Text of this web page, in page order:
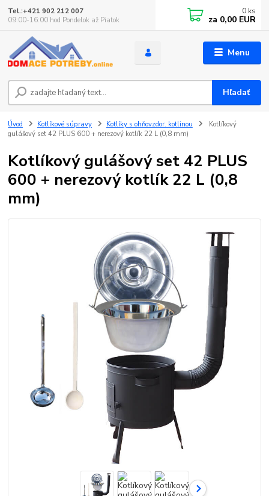
Menu
Hľadať
Tel.:+421 902 212 007
09:00-16:00 hod Pondelok až Piatok
0 ks
za 0,00 EUR
Úvod Kotlíkové súpravy Kotlíky s ohňovzdor. kotlinou
Kotlíkový
gulášový set 42 PLUS 600 + nerezový kotlík 22 L (0,8 mm)
Kotlíkový gulášový set 42 PLUS
600 + nerezový kotlík 22 L (0,8
mm)